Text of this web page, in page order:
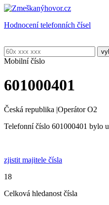
Hodnocení telefonních čísel
Mobilní číslo
601000401
Česká republika |Operátor O2
Telefonní číslo 601000401 bylo
zjistit majitele čísla
18
Celková hledanost čísla